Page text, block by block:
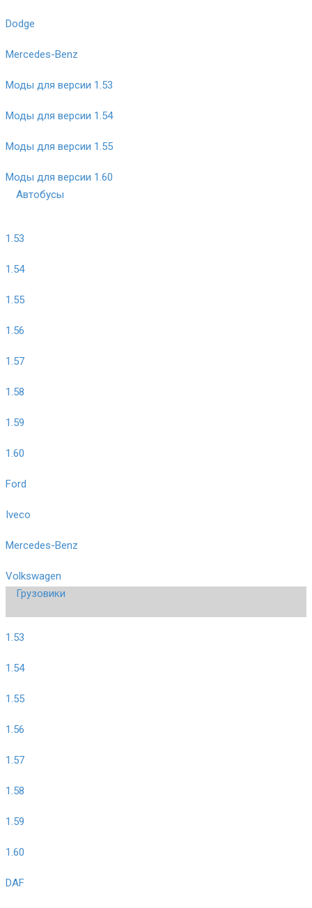
Dodge
Mercedes-Benz
Моды для версии 1.53
Моды для версии 1.54
Моды для версии 1.55
Моды для версии 1.60
Автобусы
1.53
1.54
1.55
1.56
1.57
1.58
1.59
1.60
Ford
Iveco
Mercedes-Benz
Volkswagen
Грузовики
1.53
1.54
1.55
1.56
1.57
1.58
1.59
1.60
DAF